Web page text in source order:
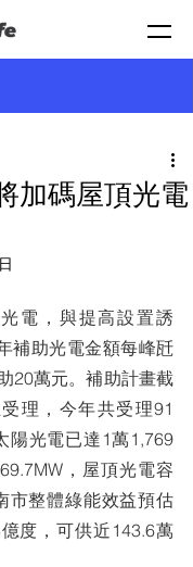
加碼屋頂光電
電，與提高設置誘
補助光電金額每峰瓩
20萬元。補助計畫截
理，今年共受理91
陽光電已達1萬1,769
，屋頂光電容
市整體綠能效益預估
度，可供近143.6萬